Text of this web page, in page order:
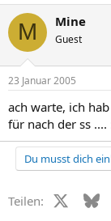
M Mine
Guest
23 Januar 2005
ach warte, ich
für nach der ss ....
Du musst dich
Teilen: X